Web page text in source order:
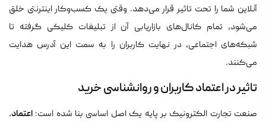
آنلاین شما را تحت تاثیر قرار می‌دهد. وقتی یک کسب‌وکار اینترنتی خلق
می‌شود، تمام کانال‌های بازاریابی آن از تبلیغات کلیکی گرفته تا
شبکه‌های اجتماعی، در نهایت کاربران را به سمت این آدرس هدایت
می‌کنند.
تاثیر در اعتماد کاربران و روانشناسی خرید
صنعت تجارت الکترونیک بر پایه یک اصل اساسی بنا شده است: اعتماد.